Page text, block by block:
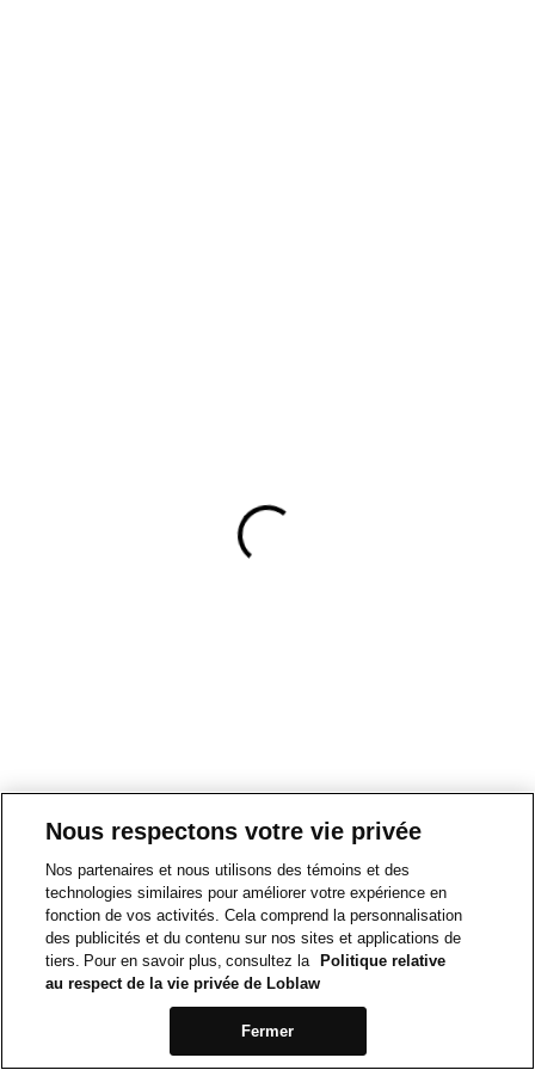
Nous respectons votre vie privée
Nos partenaires et nous utilisons des témoins et des
technologies similaires pour améliorer votre expérience en
fonction de vos activités. Cela comprend la personnalisation
des publicités et du contenu sur nos sites et applications de
tiers. Pour en savoir plus, consultez la
Politique relative
au respect de la vie privée de Loblaw
Fermer